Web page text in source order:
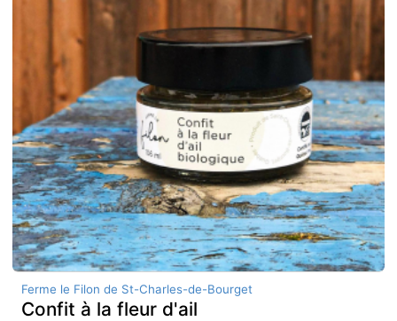
Ferme le Filon de St-Charles-de-Bourget
Confit à la fleur d'ail